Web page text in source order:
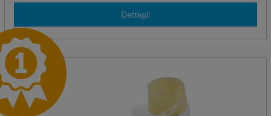
Dettagli